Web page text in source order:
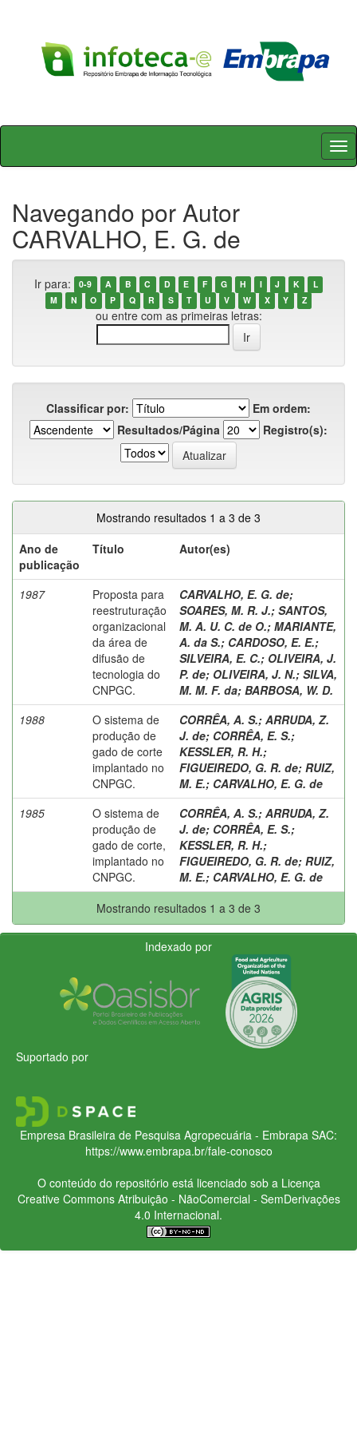
Skip
Navegando por Autor
CARVALHO, E. G. de
Ir para: 0-9 A B C D E F G H I J K
L
M
N O P Q R S T U V W X Y Z
ou entre com as primeiras letras:
Classificar por:
Em ordem:
Resultados/Página
Registro(s):
Mostrando resultados 1 a 3 de 3
Ano de
publicação
Título Autor(es)
1987
Proposta para
reestruturação
organizacional
da área de
difusão de
tecnologia do
CNPGC.
CARVALHO, E. G. de;
SOARES, M. R. J.; SANTOS,
M. A. U. C. de O.; MARIANTE,
A. da S.; CARDOSO, E. E.;
SILVEIRA, E. C.; OLIVEIRA, J.
P. de; OLIVEIRA, J. N.; SILVA,
M. M. F. da; BARBOSA, W. D.
1988
O sistema de
produção de
gado de corte
implantado no
CNPGC.
CORRÊA, A. S.; ARRUDA, Z.
J. de; CORRÊA, E. S.;
KESSLER, R. H.;
FIGUEIREDO, G. R. de; RUIZ,
M. E.; CARVALHO, E. G. de
1985
O sistema de
produção de
gado de corte,
implantado no
CNPGC.
CORRÊA, A. S.; ARRUDA, Z.
J. de; CORRÊA, E. S.;
KESSLER, R. H.;
FIGUEIREDO, G. R. de; RUIZ,
M. E.; CARVALHO, E. G. de
Mostrando resultados 1 a 3 de 3
Indexado por
Suportado por
Empresa Brasileira de Pesquisa Agropecuária - Embrapa SAC:
https://www.embrapa.br/fale-conosco
O conteúdo do repositório está licenciado sob a Licença
Creative CommonsAtribuição - NãoComercial - SemDerivações
4.0 Internacional.